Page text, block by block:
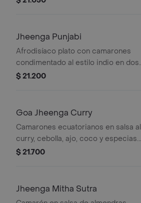
Jheenga Punjabi
Afrodisíaco plato con camarones
condimentado al estilo indio en dos
tipos de salsa, tomate, cebolla y
$ 21.200
Goa Jheenga Curry
Camarones ecuatorianos en salsa al
curry, cebolla, ajo, coco y especias.
(contiene frutos secos)
$ 21.700
Jheenga Mitha Sutra